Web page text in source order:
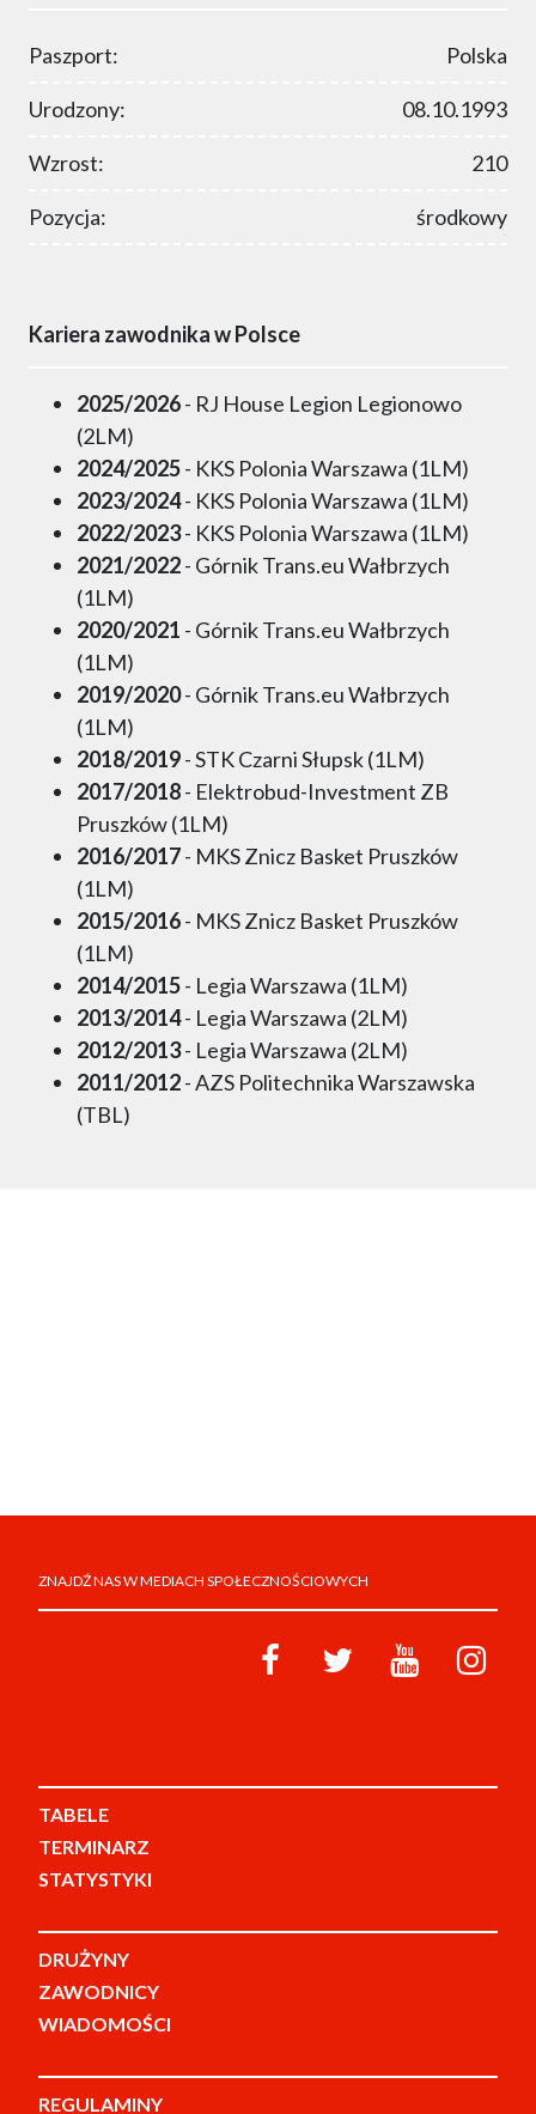
Paszport: Polska
Urodzony: 08.10.1993
Wzrost: 210
Pozycja: środkowy
Kariera zawodnika w Polsce
2025/2026- RJ House Legion Legionowo
(2LM)
2024/2025- KKS Polonia Warszawa (1LM)
2023/2024- KKS Polonia Warszawa (1LM)
2022/2023- KKS Polonia Warszawa (1LM)
2021/2022- Górnik Trans.eu Wałbrzych
(1LM)
2020/2021 - Górnik Trans.eu Wałbrzych
(1LM)
2019/2020- Górnik Trans.eu Wałbrzych
(1LM)
2018/2019- STK Czarni Słupsk (1LM)
2017/2018- Elektrobud-Investment ZB
Pruszków (1LM)
2016/2017- MKS Znicz Basket Pruszków
(1LM)
2015/2016- MKS Znicz Basket Pruszków
(1LM)
2014/2015- Legia Warszawa (1LM)
2013/2014- Legia Warszawa (2LM)
2012/2013- Legia Warszawa (2LM)
2011/2012- AZS Politechnika Warszawska
(TBL)
ZNAJDŹ NAS W MEDIACH SPOŁECZNOŚCIOWYCH
TABELE
TERMINARZ
STATYSTYKI
DRUŻYNY
ZAWODNICY
WIADOMOŚCI
REGULAMINY